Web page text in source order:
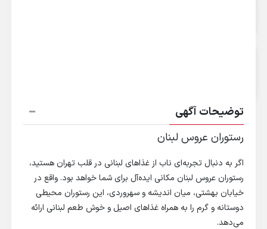
توضیحات آگهی
رستوران عروس لبنان
اگر به دنبال تجربه‌ای ناب از غذاهای لبنانی در قلب تهران هستید،
رستوران عروس لبنان مکانی ایده‌آل برای شما خواهد بود. واقع در
خیابان بهشتی، میان اندیشه و سهروردی، این رستوران محیطی
دوستانه و گرم را به همراه غذاهای اصیل و خوش طعم لبنانی ارائه
می‌دهد.